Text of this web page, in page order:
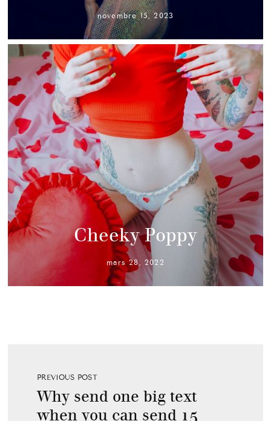
novembre 15, 2023
Cheeky Poppy
mars 28, 2022
PREVIOUS POST
Why send one big text
when you can send 15